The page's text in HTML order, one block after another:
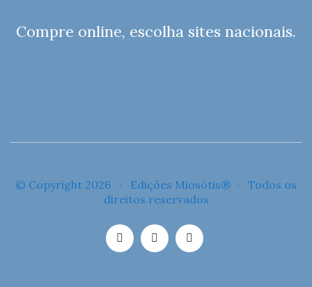
Compre online, escolha sites nacionais.
© Copyright 2026 · Edições Miosótis® · Todos os
direitos reservados